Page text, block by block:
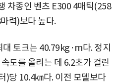
차종인 벤츠 E300 4매틱(258
력)보다 높다.
토크는 40.79kg·m다. 정지
도를 올리는 데 6.2초가 걸린
)당 10.4㎞다. 이전 모델보다